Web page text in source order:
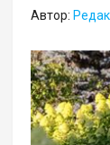
Автор: